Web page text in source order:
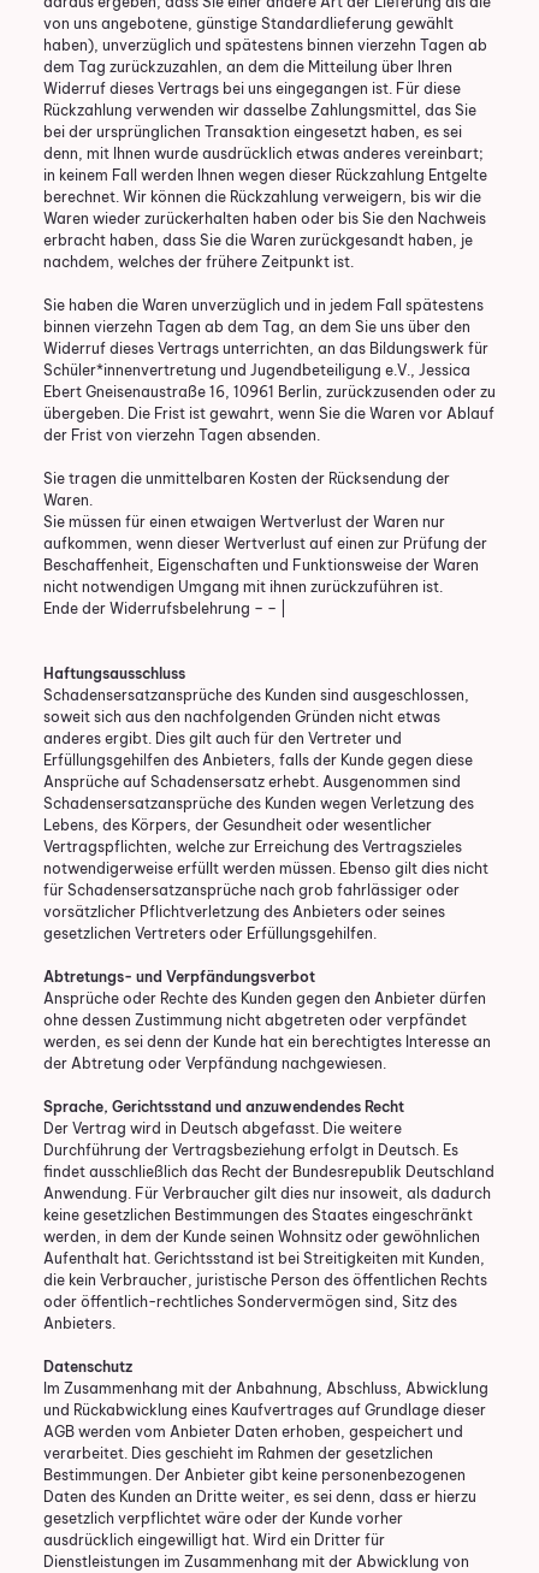
von uns angebotene, günstige Standardlieferung gewählt
haben), unverzüglich und spätestens binnen vierzehn Tagen ab
dem Tag zurückzuzahlen, an dem die Mitteilung über Ihren
Widerruf dieses Vertrags bei uns eingegangen ist. Für diese
Rückzahlung verwenden wir dasselbe Zahlungsmittel, das Sie
bei der ursprünglichen Transaktion eingesetzt haben, es sei
denn, mit Ihnen wurde ausdrücklich etwas anderes vereinbart;
in keinem Fall werden Ihnen wegen dieser Rückzahlung Entgelte
berechnet. Wir können die Rückzahlung verweigern, bis wir die
Waren wieder zurückerhalten haben oder bis Sie den Nachweis
erbracht haben, dass Sie die Waren zurückgesandt haben, je
nachdem, welches der frühere Zeitpunkt ist.
Sie haben die Waren unverzüglich und in jedem Fall spätestens
binnen vierzehn Tagen ab dem Tag, an dem Sie uns über den
Widerruf dieses Vertrags unterrichten, an das Bildungswerk für
Schüler*innenvertretung und Jugendbeteiligung e.V., Jessica
Ebert Gneisenaustraße 16, 10961 Berlin, zurückzusenden oder zu
übergeben. Die Frist ist gewahrt, wenn Sie die Waren vor Ablauf
der Frist von vierzehn Tagen absenden.
Sie tragen die unmittelbaren Kosten der Rücksendung der
Waren.
Sie müssen für einen etwaigen Wertverlust der Waren nur
aufkommen, wenn dieser Wertverlust auf einen zur Prüfung der
Beschaffenheit, Eigenschaften und Funktionsweise der Waren
nicht notwendigen Umgang mit ihnen zurückzuführen ist.
Ende der Widerrufsbelehrung – – |
Haftungsausschluss
Schadensersatzansprüche des Kunden sind ausgeschlossen,
soweit sich aus den nachfolgenden Gründen nicht etwas
anderes ergibt. Dies gilt auch für den Vertreter und
Erfüllungsgehilfen des Anbieters, falls der Kunde gegen diese
Ansprüche auf Schadensersatz erhebt. Ausgenommen sind
Schadensersatzansprüche des Kunden wegen Verletzung des
Lebens, des Körpers, der Gesundheit oder wesentlicher
Vertragspflichten, welche zur Erreichung des Vertragszieles
notwendigerweise erfüllt werden müssen. Ebenso gilt dies nicht
für Schadensersatzansprüche nach grob fahrlässiger oder
vorsätzlicher Pflichtverletzung des Anbieters oder seines
gesetzlichen Vertreters oder Erfüllungsgehilfen.
Abtretungs- und Verpfändungsverbot
Ansprüche oder Rechte des Kunden gegen den Anbieter dürfen
ohne dessen Zustimmung nicht abgetreten oder verpfändet
werden, es sei denn der Kunde hat ein berechtigtes Interesse an
der Abtretung oder Verpfändung nachgewiesen.
Sprache, Gerichtsstand und anzuwendendes Recht
Der Vertrag wird in Deutsch abgefasst. Die weitere
Durchführung der Vertragsbeziehung erfolgt in Deutsch. Es
findet ausschließlich das Recht der Bundesrepublik Deutschland
Anwendung. Für Verbraucher gilt dies nur insoweit, als dadurch
keine gesetzlichen Bestimmungen des Staates eingeschränkt
werden, in dem der Kunde seinen Wohnsitz oder gewöhnlichen
Aufenthalt hat. Gerichtsstand ist bei Streitigkeiten mit Kunden,
die kein Verbraucher, juristische Person des öffentlichen Rechts
oder öffentlich-rechtliches Sondervermögen sind, Sitz des
Anbieters.
Datenschutz
Im Zusammenhang mit der Anbahnung, Abschluss, Abwicklung
und Rückabwicklung eines Kaufvertrages auf Grundlage dieser
AGB werden vom Anbieter Daten erhoben, gespeichert und
verarbeitet. Dies geschieht im Rahmen der gesetzlichen
Bestimmungen. Der Anbieter gibt keine personenbezogenen
Daten des Kunden an Dritte weiter, es sei denn, dass er hierzu
gesetzlich verpflichtet wäre oder der Kunde vorher
ausdrücklich eingewilligt hat. Wird ein Dritter für
Dienstleistungen im Zusammenhang mit der Abwicklung von